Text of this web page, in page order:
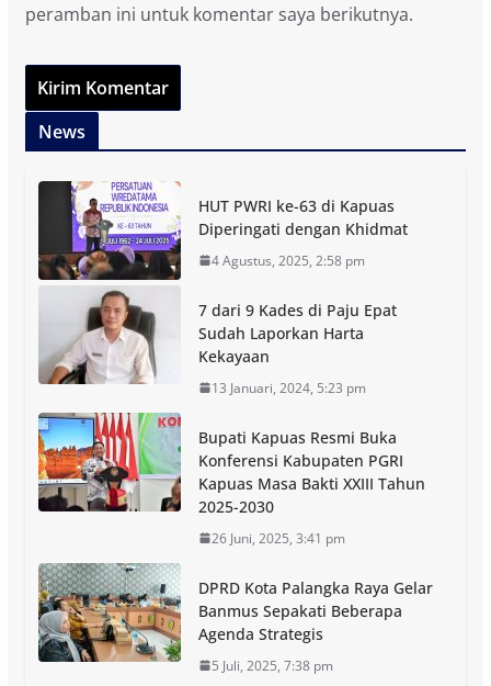
peramban ini untuk komentar saya berikutnya.
News
HUT PWRI ke-63 di Kapuas
Diperingati dengan Khidmat
4 Agustus, 2025, 2:58 pm
7 dari 9 Kades di Paju Epat
Sudah Laporkan Harta
Kekayaan
13 Januari, 2024, 5:23 pm
Bupati Kapuas Resmi Buka
Konferensi Kabupaten PGRI
Kapuas Masa Bakti XXIII Tahun
2025-2030
26 Juni, 2025, 3:41 pm
DPRD Kota Palangka Raya Gelar
Banmus Sepakati Beberapa
Agenda Strategis
5 Juli, 2025, 7:38 pm